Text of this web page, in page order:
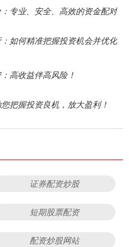
专业、安全、高效的资金配对
如何精准把握投资机会并优化
高收益伴高风险！
把握投资良机，放大盈利！
证券配资炒股
短期股票配资
配资炒股网站